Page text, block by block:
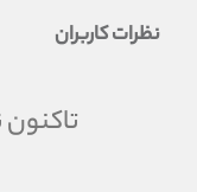
نظرات کاربران